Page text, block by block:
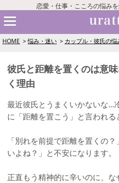
恋愛・仕事・こころの悩み
HOME 悩み・迷い カップル・彼氏の悩
彼氏と距離を置くのは意
く理由
最近彼氏とうまくいかないな...
に「距離を置こう」と言われる
「別れを前提で距離を置くの
いよね？」と不安になります。
正直もう精神的に辛いのに、